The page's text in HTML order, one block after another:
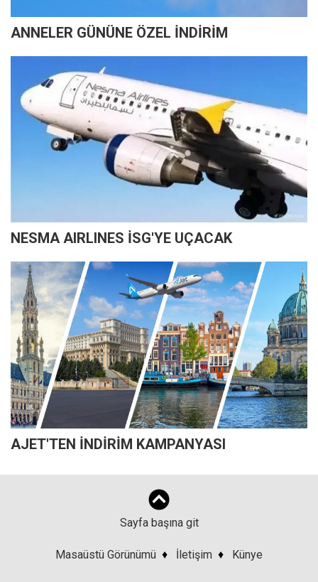
ANNELER GÜNÜNE ÖZEL İNDİRİM
NESMA AIRLINES İSG'YE UÇACAK
AJET'TEN İNDİRİM KAMPANYASI
Sayfa başına git
Masaüstü Görünümü ♦ İletişim ♦ Künye